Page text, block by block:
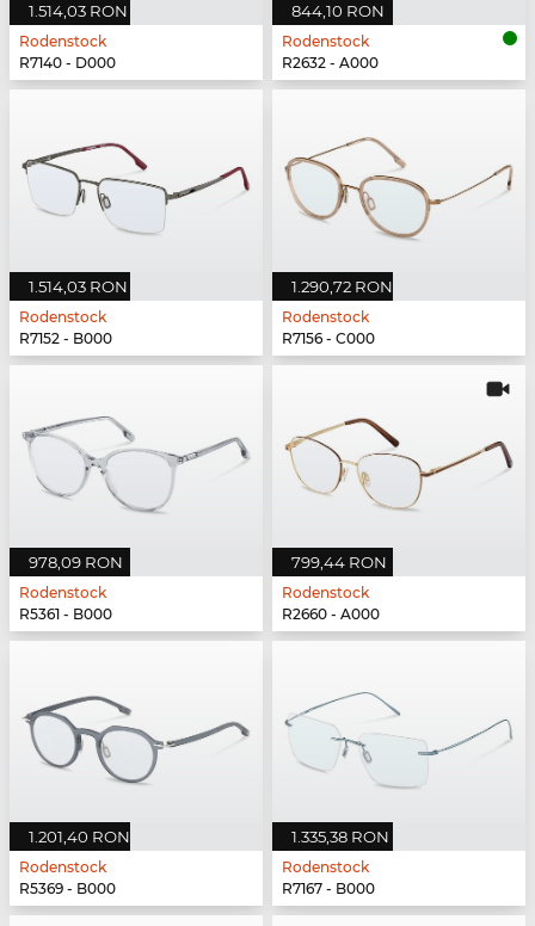
1.514,03 RON
Rodenstock
R7140 - D000
844,10 RON
Rodenstock
R2632 - A000
1.514,03 RON
Rodenstock
R7152 - B000
1.290,72 RON
Rodenstock
R7156 - C000
978,09 RON
Rodenstock
R5361 - B000
799,44 RON
Rodenstock
R2660 - A000
1.201,40 RON
Rodenstock
R5369 - B000
1.335,38 RON
Rodenstock
R7167 - B000